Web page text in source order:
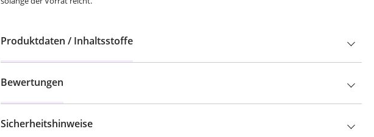
Produktdaten / Inhaltsstoffe
Bewertungen
Sicherheitshinweise